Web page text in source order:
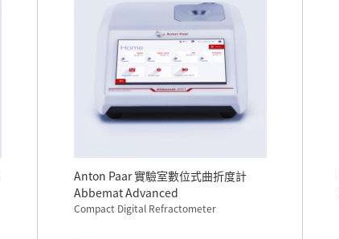
Anton Paar 實驗室數位式曲折度計
Abbemat Advanced
Compact Digital Refractometer